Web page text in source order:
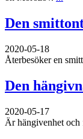
Den
2020-05-18
Återbesöker en
Den
2020-05-17
Är hängivenhet och